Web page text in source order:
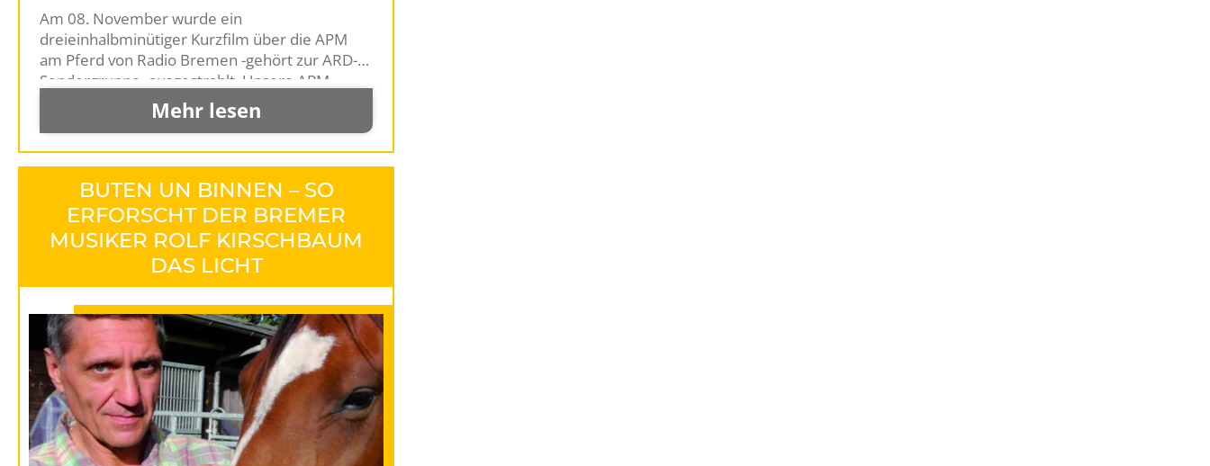
Am 08. November wurde ein
dreieinhalbminütiger Kurzfilm über die APM
am Pferd von Radio Bremen -gehört zur ARD-
Sendergruppe- ausgestrahlt. Unsere APM-
Kollegin Inken Gimm stellt die APM am Pferd
sehr sympathisch und authentisch vor. Die
für den Norddeutschen Raum rund um
Bremen bis zur Küste hoch ein beachtliches
Einzugsgebiet. Der Sender hatte im Oktober
beim Verband in Heyen angefragt, ob im
Bremer Umfeld eine APM-Präsentation möglich
sei: Selbstverständlich! Inken Gimm war sofort
bereit und das Ergebnis lässt sich sehen.
Mehr lesen
BUTEN UN BINNEN – SO
ERFORSCHT DER BREMER
MUSIKER ROLF KIRSCHBAUM
DAS LICHT